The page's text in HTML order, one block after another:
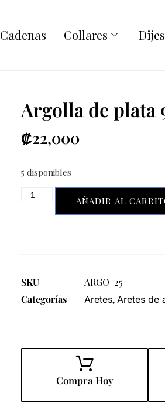
Cadenas Collares Dijes
Argolla de plata
₡22,000
5 disponibles
AÑADIR AL
SKU
ARGO-25
Categorías
Aretes, Aretes de
Compra Hoy